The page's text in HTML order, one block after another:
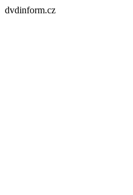
dvdinform.cz